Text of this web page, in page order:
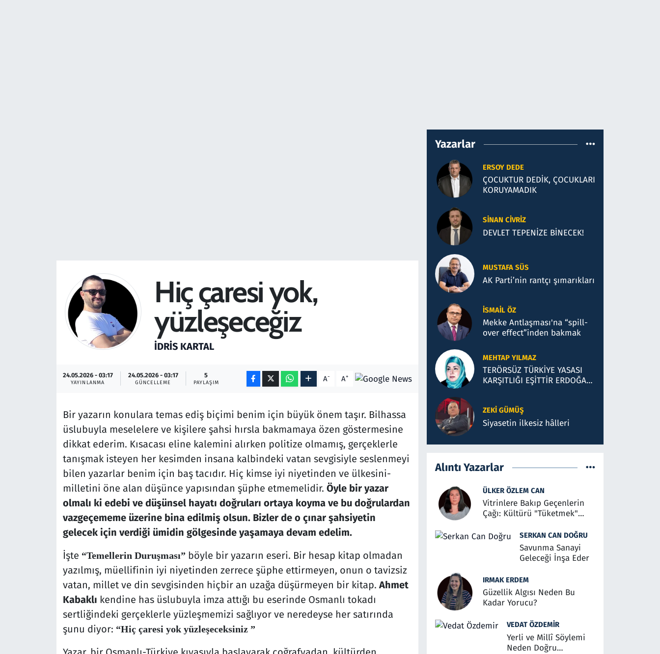
Hiç çaresi yok,
yüzleşeceğiz
İDRIS KARTAL
24.05.2026 - 03:17
YAYINLANMA
24.05.2026 - 03:17
GÜNCELLEME
5
PAYLAŞIM A- A+
Bir yazarın konulara temas ediş biçimi benim için büyük önem taşır. Bilhassa
üslubuyla meselelere ve kişilere şahsi hırsla bakmamaya özen göstermesine
dikkat ederim. Kısacası eline kalemini alırken politize olmamış, gerçeklerle
tanışmak isteyen her kesimden insana kalbindeki vatan sevgisiyle seslenmeyi
bilen yazarlar benim için baş tacıdır. Hiç kimse iyi niyetinden ve ülkesini-
milletini öne alan düşünce yapısından şüphe etmemelidir. Öyle bir yazar
olmalı ki edebi ve düşünsel hayatı doğruları ortaya koyma ve bu doğrulardan
vazgeçememe üzerine bina edilmiş olsun. Bizler de o çınar şahsiyetin
gelecek için verdiği ümidin gölgesinde yaşamaya devam edelim.
İşte “Temellerin Duruşması” böyle bir yazarın eseri. Bir hesap kitap olmadan
yazılmış, müellifinin iyi niyetinden zerrece şüphe ettirmeyen, onun o tavizsiz
vatan, millet ve din sevgisinden hiçbir an uzağa düşürmeyen bir kitap.Ahmet
Kabaklı kendine has üslubuyla imza attığı bu eserinde Osmanlı tokadı
sertliğindeki gerçeklerle yüzleşmemizi sağlıyor ve neredeyse her satırında
şunu diyor: “Hiç çaresi yok yüzleşeceksiniz ”
Yazarlar
ERSOY DEDE
ÇOCUKTUR DEDİK, ÇOCUKLARI
KORUYAMADIK
SINAN CIVRIZ
DEVLET TEPENİZE BİNECEK!
MUSTAFA SÜS
AK Parti’nin rantçı şımarıkları
İSMAIL ÖZ
Mekke Antlaşması'na “spill-
over effect”inden bakmak
MEHTAP YILMAZ
TERÖRSÜZ TÜRKİYE YASASI
KARŞITLIĞI EŞİTTİR ERDOĞAN
ZEKI GÜMÜŞ
Siyasetin ilkesiz hâlleri
Alıntı Yazarlar
ÜLKER ÖZLEM CAN
Vitrinlere Bakıp Geçenlerin
Çağı: Kültürü "Tüketmek"
SERKAN CAN DOĞRU
Savunma Sanayi
Geleceği İnşa Eder
IRMAK ERDEM
Güzellik Algısı Neden Bu
Kadar Yorucu?
VEDAT ÖZDEMIR
Yerli ve Millî Söylemi
Neden Doğru
Savunma Sanayi
Televizyon